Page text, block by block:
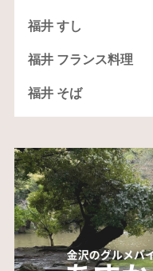
福井 すし
福井 フランス料理
福井 そば